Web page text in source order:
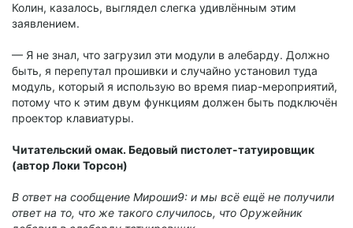
Колин, казалось, выглядел слегка удивлённым этим
заявлением.
— Я не знал, что загрузил эти модули в алебарду. Должно
быть, я перепутал прошивки и случайно установил туда
модуль, который я использую во время пиар-мероприятий,
потому что к этим двум функциям должен быть подключён
проектор клавиатуры.
Читательский омак. Бедовый пистолет-татуировщик
(автор Локи Торсон)
В ответ на сообщение Мироши9: и мы всё ещё не получили
ответ на то, что же такого случилось, что Оружейник